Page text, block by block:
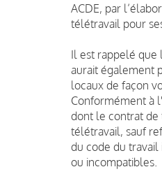
ACDE, par
télétravail pour
Il est rappelé que
aurait également
locaux de façon
Conformément à
dont le contrat de
télétravail, sauf
du code du travail
ou incompatibles.